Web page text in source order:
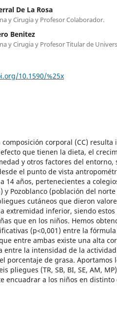
De La Rosa
y Cirugia y Profesor Colaborador.
Benitez
y Cirugia y Profesor Titular de
10.1590/%25x
composición corporal (CC)
que tienen la dieta, el
y otros factores del entorno,
el punto de vista
14 años, pertenecientes a
y Pozoblanco (población del
cutáneos que dieron
extremidad inferior, siendo estos
que en los niños. Hemos
(p<0,001) entre la
entre ambas existe una alta
entre la intensidad de la
porcentaje de grasa. Aportamos
pliegues (TR, SB, BI, SE, AM,
encuadrar a los niños en distinto